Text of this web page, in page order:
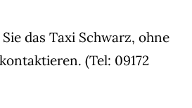
das Taxi Schwarz, ohne
(Tel: 09172